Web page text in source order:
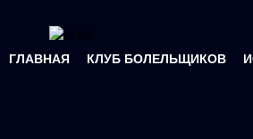
ГЛАВНАЯ КЛУБ БОЛЕЛЬЩИКОВ